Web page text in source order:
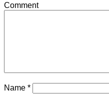
Comment
Name *